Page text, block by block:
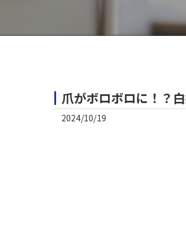
爪がボロボロに！？
2024/10/19